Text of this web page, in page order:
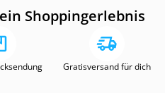
Shoppingerlebnis
Gratisversand für dich